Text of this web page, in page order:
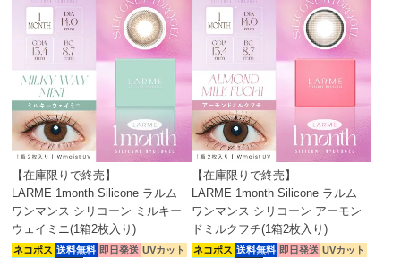
【在庫限りで終売】
LARME 1month Silicone ラルム
ワンマンス シリコーン ミルキー
ウェイミニ(1箱2枚入り)
ネコポス 送料無料 即日発送 UVカット
【在庫限りで終売】
LARME 1month Silicone ラルム
ワンマンス シリコーン アーモン
ドミルクフチ(1箱2枚入り)
ネコポス 送料無料 即日発送 UVカット